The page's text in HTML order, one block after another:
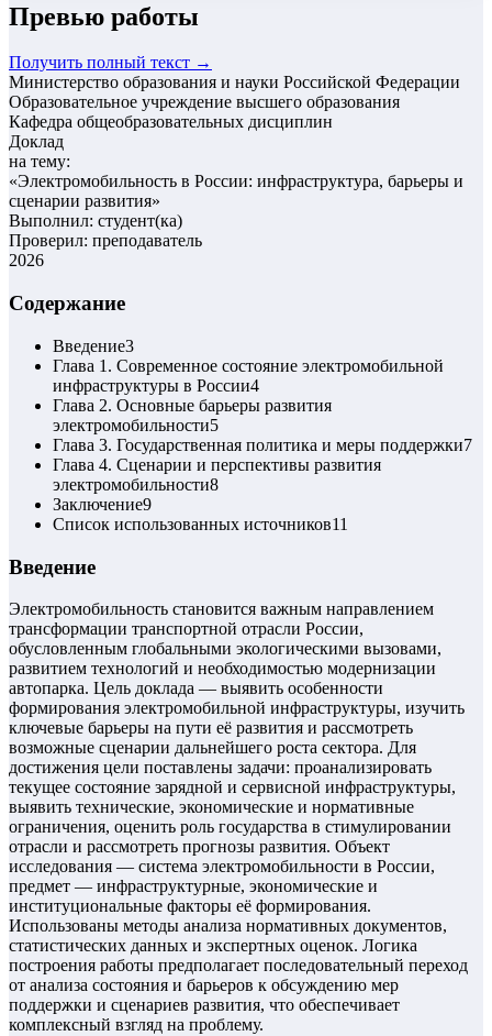
Превью работы
Получить полный текст →
Министерство образования и науки Российской Федерации
Образовательное учреждение высшего образования
Кафедра общеобразовательных дисциплин
Доклад
на тему:
«Электромобильность в России: инфраструктура, барьеры и
сценарии развития»
Выполнил: студент(ка)
Проверил: преподаватель
2026
Содержание
Введение3
Глава 1. Современное состояние электромобильной
инфраструктуры в России4
Глава 2. Основные барьеры развития
электромобильности5
Глава 3. Государственная политика и меры поддержки7
Глава 4. Сценарии и перспективы развития
электромобильности8
Заключение9
Список использованных источников11
Введение
Электромобильность становится важным направлением
трансформации транспортной отрасли России,
обусловленным глобальными экологическими вызовами,
развитием технологий и необходимостью модернизации
автопарка. Цель доклада — выявить особенности
формирования электромобильной инфраструктуры, изучить
ключевые барьеры на пути её развития и рассмотреть
возможные сценарии дальнейшего роста сектора. Для
достижения цели поставлены задачи: проанализировать
текущее состояние зарядной и сервисной инфраструктуры,
выявить технические, экономические и нормативные
ограничения, оценить роль государства в стимулировании
отрасли и рассмотреть прогнозы развития. Объект
исследования — система электромобильности в России,
предмет — инфраструктурные, экономические и
институциональные факторы её формирования.
Использованы методы анализа нормативных документов,
статистических данных и экспертных оценок. Логика
построения работы предполагает последовательный переход
от анализа состояния и барьеров к обсуждению мер
поддержки и сценариев развития, что обеспечивает
комплексный взгляд на проблему.